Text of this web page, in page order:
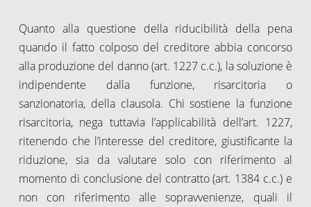
Quanto alla questione della riducibilità della pena
quando il fatto colposo del creditore abbia concorso
alla produzione del danno (art. 1227 c.c.), la soluzione è
indipendente dalla funzione, risarcitoria o
sanzionatoria, della clausola. Chi sostiene la funzione
risarcitoria, nega tuttavia l’applicabilità dell’art. 1227,
ritenendo che l’interesse del creditore, giustificante la
riduzione, sia da valutare solo con riferimento al
momento di conclusione del contratto (art. 1384 c.c.) e
non con riferimento alle sopravvenienze, quali il